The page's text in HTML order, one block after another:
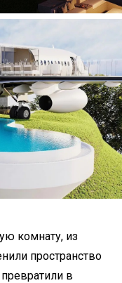
комнату, из
пространство
в